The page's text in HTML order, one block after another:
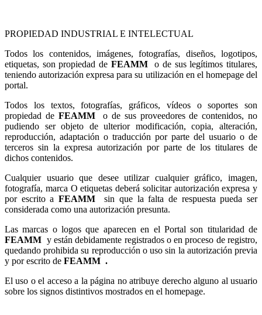
PROPIEDAD INDUSTRIAL E INTELECTUAL
Todos los contenidos, imágenes, fotografías, diseños, logotipos,
etiquetas, son propiedad de FEAMMo de sus legítimos titulares,
teniendo autorización expresa para su utilización en el homepage del
portal.
Todos los textos, fotografías, gráficos, vídeos o soportes son
propiedad de FEAMMo de sus proveedores de contenidos, no
pudiendo ser objeto de ulterior modificación, copia, alteración,
reproducción, adaptación o traducción por parte del usuario o de
terceros sin la expresa autorización por parte de los titulares de
dichos contenidos.
Cualquier usuario que desee utilizar cualquier gráfico, imagen,
fotografía, marca O etiquetas deberá solicitar autorización expresa y
por escrito a FEAMMsin que la falta de respuesta pueda ser
considerada como una autorización presunta.
Las marcas o logos que aparecen en el Portal son titularidad de
FEAMM y están debidamente registrados o en proceso de registro,
quedando prohibida su reproducción o uso sin la autorización previa
y por escrito de FEAMM .
El uso o el acceso a la página no atribuye derecho alguno al usuario
sobre los signos distintivos mostrados en el homepage.